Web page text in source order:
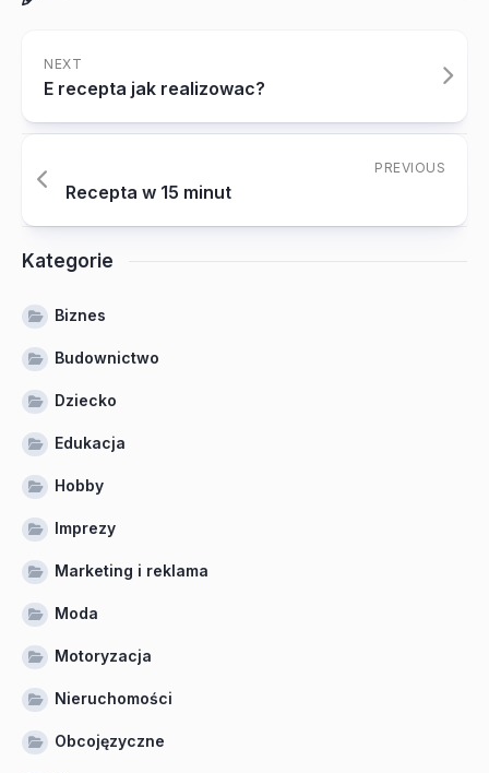
NEXT
E recepta jak realizowac?
PREVIOUS
Recepta w 15 minut
Kategorie
Biznes
Budownictwo
Dziecko
Edukacja
Hobby
Imprezy
Marketing i reklama
Moda
Motoryzacja
Nieruchomości
Obcojęzyczne